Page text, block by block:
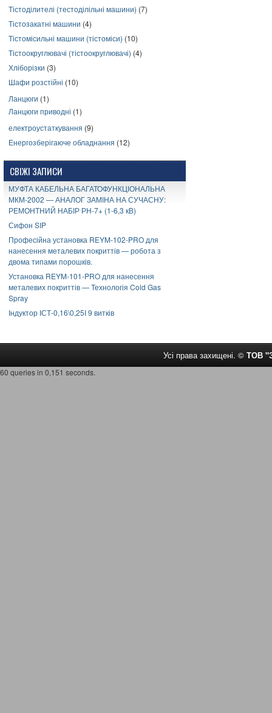
Тістоділителі (тестоділільні машини) (7)
Тістозакатні машини (4)
Тістомісильні машини (тістоміси) (10)
Тістоокруглювачі (тістоокруглювачі) (4)
Хліборізки (3)
Шафи розстійні (10)
Ланцюги (1)
Ланцюги приводні (1)
електроустаткування (9)
Енергозберігаюче обладнання (12)
СВІЖІ ЗАПИСИ
МУФТА КАБЕЛЬНА БАГАТОФУНКЦІОНАЛЬНА
МКМ-2002 — АНАЛОГ ЗАМІНА НА СУЧАСНУ:
РЕМОНТНИЙ НАБІР РН-7+ (1-6,3 кВ)
Сифон SIP
Професійна установка REYM-102-PRO для
нанесення металевих покриттів — робота з
двома типами порошків.
Установка REYM-101-PRO для нанесення
металевих покриттів — Технологія Cold Gas
Spray
Індуктор ІСТ-0,16\0,25І 9 витків
Усі права захищені. © ТОВ
60 queries in 0,151 seconds.